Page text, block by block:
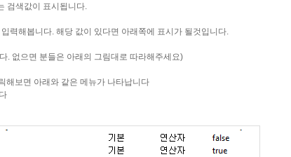
검색값이 표시됩니다.
해봅니다. 해당 값이 있다면 아래쪽에 표시가 될것입니다.
. 없으면 분들은 아래의 그림대로 따라해주세요)
면 아래와 같은 메뉴가 나타납니다